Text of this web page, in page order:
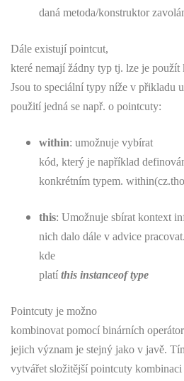
daná metoda/konstruktor
Dále existují pointcut,
které nemají žádny typ tj. lze je použít
Jsou to speciální typy níže v přikladu
použití jedná se např. o pointcuty:
within: umožnuje vybírat
kód, který je například
konkrétním typem.
this: Umožnuje sbírat kontext
nich dalo dále v advice pracovat.
kde
platí this instanceof type
Pointcuty je možno
kombinovat pomocí binárních
jejich význam je stejný jako v javě.
vytvářet složitější pointcuty kombinaci